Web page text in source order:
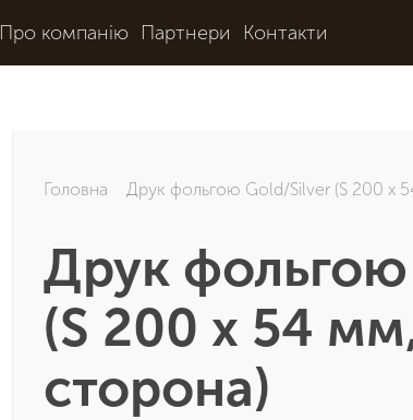
Про компанію Партнери Контакти
Головна Друк фольгою Gold/Silver (S 200 х
Друк
(S 200 х 54
сторона)